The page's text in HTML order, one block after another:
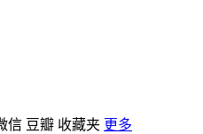
信 豆瓣 收藏夹 更多